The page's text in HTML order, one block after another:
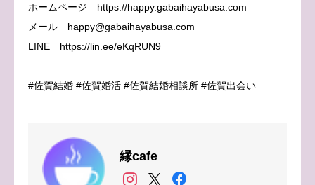
ホームページ https://happy.gabaihayabusa.com
メール happy@gabaihayabusa.com
LINE https://lin.ee/eKqRUN9
#佐賀結婚 #佐賀婚活 #佐賀結婚相談所 #佐賀出会い
縁cafe